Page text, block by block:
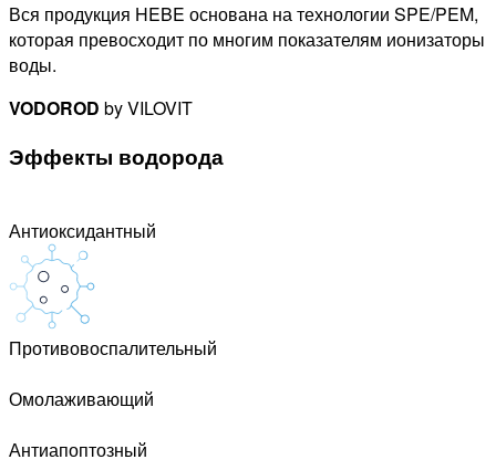
Вся продукция HEBE основана на технологии SPE/PEM,
которая превосходит по многим показателям ионизаторы
воды.
VODOROD by VILOVIT
Эффекты водорода
Антиоксидантный
Противовоспалительный
Омолаживающий
Антиапоптозный